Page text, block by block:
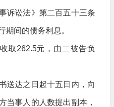
诉讼法》第二百五十三条
期间的债务利息。
取262.5元，由二被告负
送达之日起十五日内，向
当事人的人数提出副本，